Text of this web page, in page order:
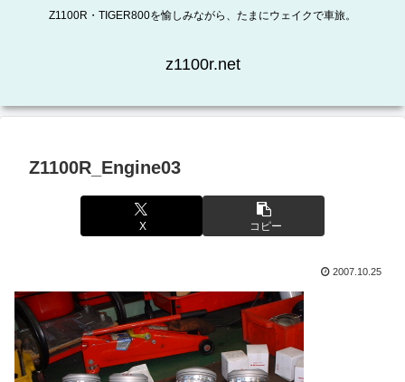
Z1100R・TIGER800を愉しみながら、たまにウェイクで車旅。
z1100r.net
Z1100R_Engine03
X コピー
2007.10.25